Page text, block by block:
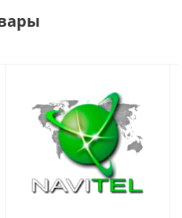
а пассажиры заднего
вверх, и читаемость экрана
важна. Высокая
имеет большое
свете. Защитное стекло
не боясь его поцарапать,